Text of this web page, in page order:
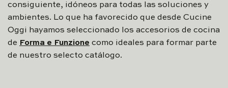
consiguiente, idóneos para todas las soluciones y
ambientes. Lo que ha favorecido que desde Cucine
Oggi hayamos seleccionado los accesorios de cocina
de Forma e Funzione como ideales para formar parte
de nuestro selecto catálogo.